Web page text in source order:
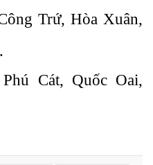
Trứ, Hòa Xuân,
Cát, Quốc Oai,